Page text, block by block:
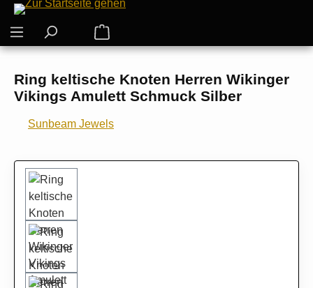
Zum Hauptinhalt springen
Warenkorb enthält 0 Positionen. Der
Ring keltische Knoten Herren Wikinger
Vikings Amulett Schmuck Silber
Sunbeam Jewels
Bildergalerie überspringen